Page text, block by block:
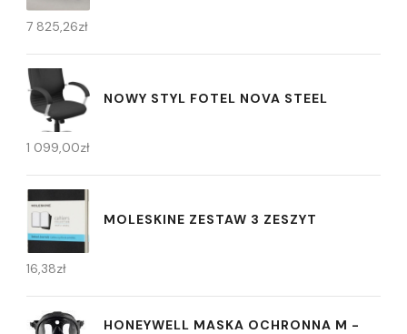
7 825,26zł
NOWY STYL FOTEL NOVA STEEL
1 099,00zł
MOLESKINE ZESTAW 3 ZESZYT
16,38zł
HONEYWELL MASKA OCHRONNA M -